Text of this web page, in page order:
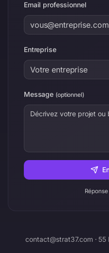
Email professionnel
Entreprise
Message (optionnel)
contact@strat37.com· 55